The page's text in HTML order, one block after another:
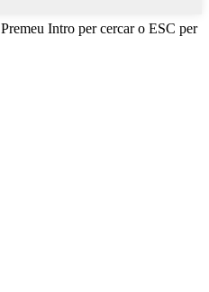
Premeu Intro per cercar o ESC per